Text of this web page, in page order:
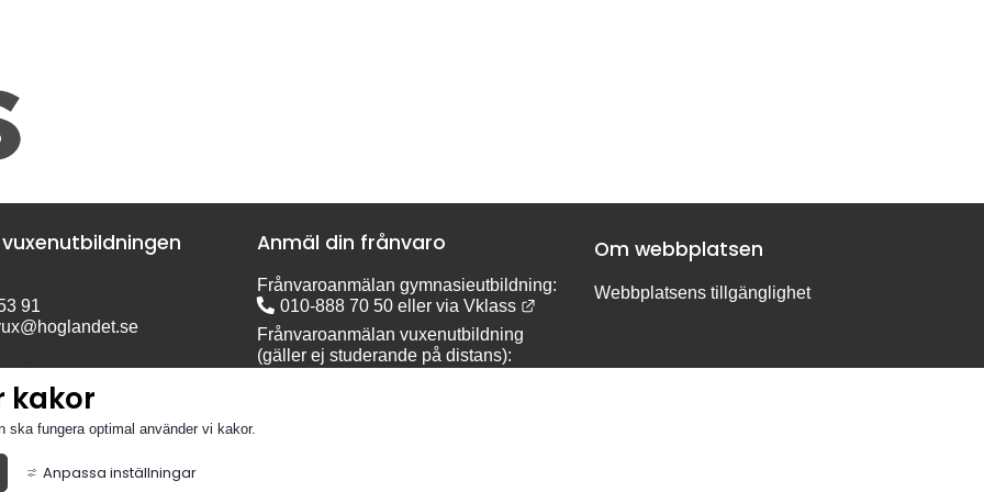
kakor
ska fungera optimal använder vi kakor.
Anpassa inställningar
91
9
Anmäl din frånvaro
Frånvaroanmälan gymnasieutbildning:
010-888 70 50 eller via Vklass
Länk till annan webbplats.
Frånvaroanmälan vuxenutbildning
(gäller ej studerande på distans):
Om webbplatsen
Webbplatsens tillgänglighet